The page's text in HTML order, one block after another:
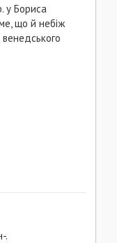
у Бориса
що й небіж
.